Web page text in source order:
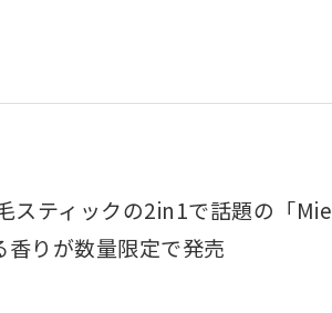
スティックの2in1で話題の「
りが数量限定で発売